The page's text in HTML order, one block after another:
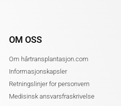
OM OSS
Om hårtransplantasjon.com
Informasjonskapsler
Retningslinjer for personvern
Medisinsk ansvarsfraskrivelse